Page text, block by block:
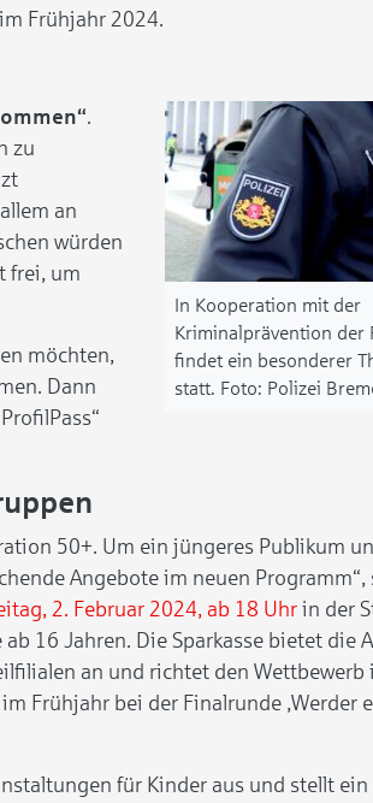
im Frühjahr 2024.
In Kooperation mit der
Kriminalprävention der
findet ein besonderer
statt.
Polizei
.
zu
an
würden
frei, um
möchten,
Dann
50+. Um ein jüngeres Publikum
Angebote im neuen Programm“,
2. Februar 2024, ab 18 Uhr in der
16 Jahren. Die Sparkasse bietet die
an und richtet den
Frühjahr bei der Finalrunde ,Werder
für Kinder aus und stellt ein